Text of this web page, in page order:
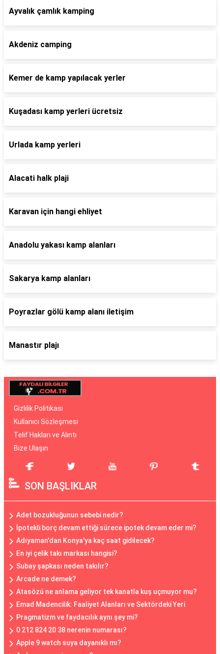
Ayvalık çamlık kamping
Akdeniz camping
Kemer de kamp yapılacak yerler
Kuşadası kamp yerleri ücretsiz
Urlada kamp yerleri
Alacati halk plaji
Karavan için hangi ehliyet
Anadolu yakası kamp alanları
Sakarya kamp alanları
Poyrazlar gölü kamp alanı iletişim
Manastır plajı
Gizlilik Politikası
Kullanıcı Sözleşmesi
Telif Hakları ve Alıntı
Bize Ulaşın
SON BAŞLIKLAR
Adet bozukluğunun sebebi nedir?
İpotekli borç devam ettiği sürece ipotek devam eder mi?
Adıyaman'dan Konya'ya kaç saat gidilecek?
En iyi çelik takı markası hangisi?
Subay şapkası neden takılır?
Arcade ne demek?
Atasözü ne anlama geliyor tek kanatla kuş uçmuyor mu?
Emad Madencilik: Faaliyet Alanları ve Sektördeki Yeri
Pragmatizm ve faydacılık aynı şey mi?
0 212 824 20 38 nerenin numarası?
Apple 9 watch suya dayanıklı mı?